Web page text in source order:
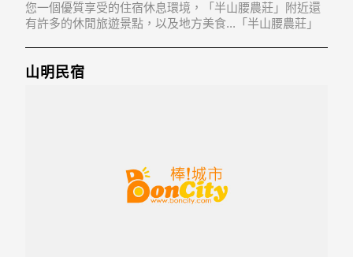
您一個優質享受的住宿休息環境，「半山腰農莊」附近還
有許多的休閒旅遊景點，以及地方美食...「半山腰農莊」
山明民宿